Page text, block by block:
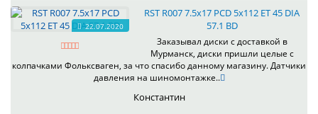
22.07.2020
RST R007 7.5x17 PCD 5x112 ET 45 DIA
57.1 BD
Заказывал диски с доставкой в
Мурманск, диски пришли целые с
колпачками Фольксваген, за что спасибо данному магазину. Датчики
давления на шиномонтажке..
Константин